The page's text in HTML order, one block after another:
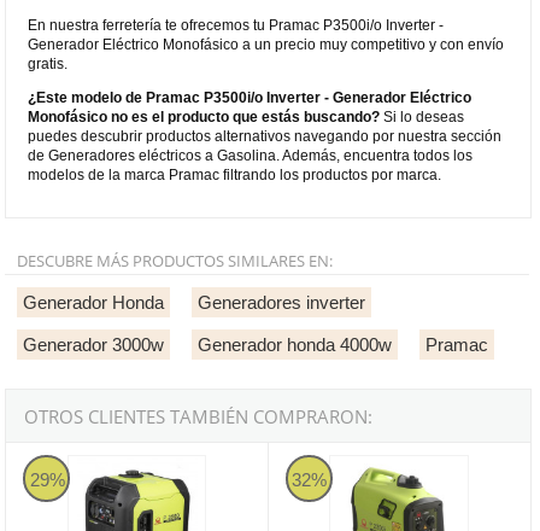
En nuestra ferretería te ofrecemos tu Pramac P3500i/o Inverter -
Generador Eléctrico Monofásico a un precio muy competitivo y con envío
gratis.
¿Este modelo de Pramac P3500i/o Inverter - Generador Eléctrico
Monofásico no es el producto que estás buscando? Si lo deseas
puedes descubrir productos alternativos navegando por nuestra sección
de Generadores eléctricos a Gasolina. Además, encuentra todos los
modelos de la marca Pramac filtrando los productos por marca.
DESCUBRE MÁS PRODUCTOS SIMILARES EN:
Generador Honda Generadores inverter
Generador 3000w Generador honda 4000w Pramac
OTROS CLIENTES TAMBIÉN COMPRARON:
29%
Pramac P3500i Inverter - Generador Eléctrico Monofásico
32%
Pramac P2000i Inverter -